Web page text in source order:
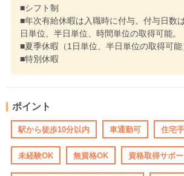
■シフト制
■年次有給休暇は入職時に付与。付与日数
日単位、半日単位、時間単位の取得可能。
■夏季休暇（1日単位、半日単位の取得可能
■特別休暇
ポイント
駅から徒歩10分以内 車通勤可 住宅
未経験OK 無資格OK 資格取得サポー